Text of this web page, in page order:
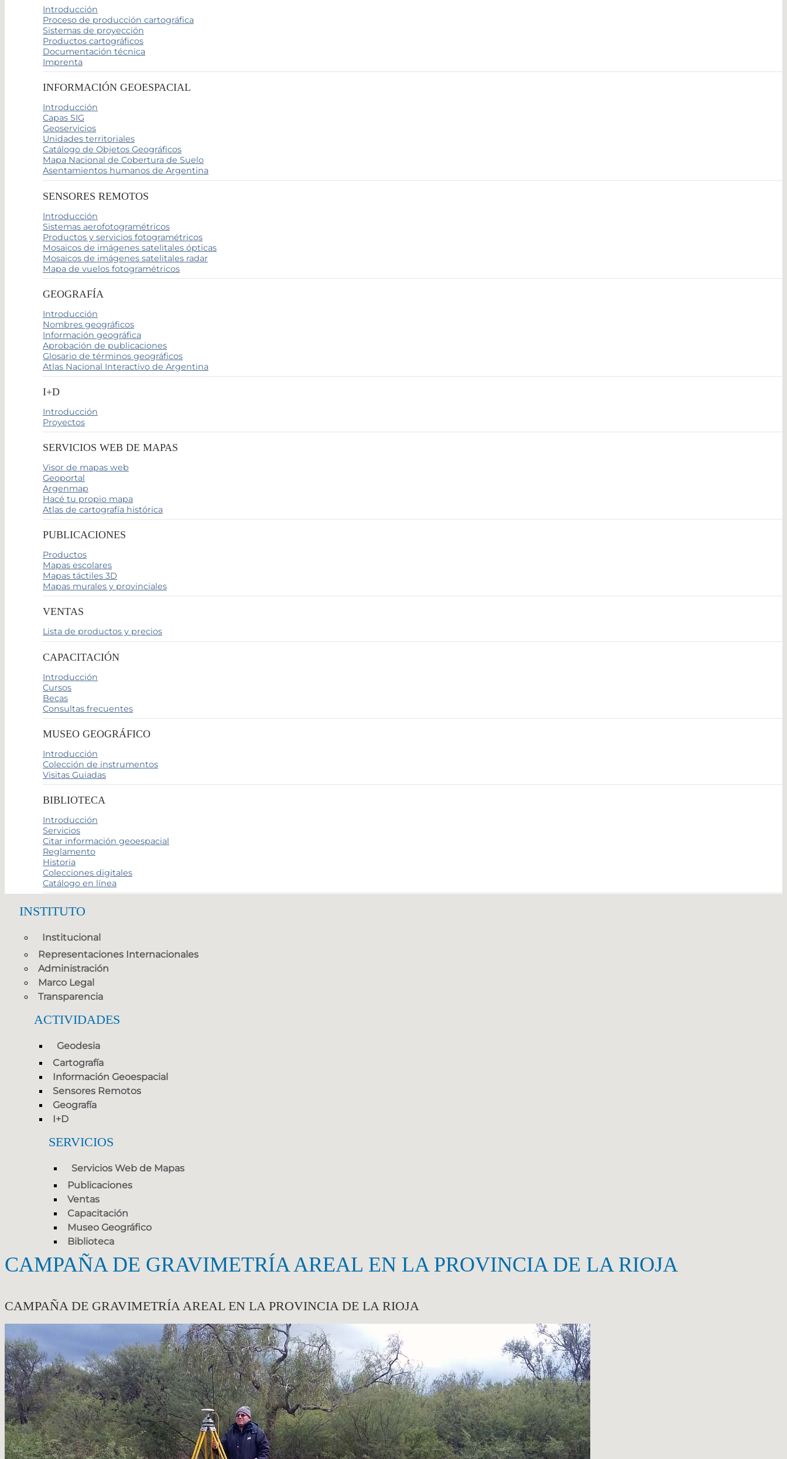
Introducción
Proceso de producción cartográfica
Sistemas de proyección
Productos cartográficos
Documentación técnica
Imprenta
INFORMACIÓN GEOESPACIAL
Introducción
Capas SIG
Geoservicios
Unidades territoriales
Catálogo de Objetos Geográficos
Mapa Nacional de Cobertura de Suelo
Asentamientos humanos de Argentina
SENSORES REMOTOS
Introducción
Sistemas aerofotogramétricos
Productos y servicios fotogramétricos
Mosaicos de imágenes satelitales ópticas
Mosaicos de imágenes satelitales radar
Mapa de vuelos fotogramétricos
GEOGRAFÍA
Introducción
Nombres geográficos
Información geográfica
Aprobación de publicaciones
Glosario de términos geográficos
Atlas Nacional Interactivo de Argentina
I+D
Introducción
Proyectos
SERVICIOS WEB DE MAPAS
Visor de mapas web
Geoportal
Argenmap
Hacé tu propio mapa
Atlas de cartografía histórica
PUBLICACIONES
Productos
Mapas escolares
Mapas táctiles 3D
Mapas murales y provinciales
VENTAS
Lista de productos y precios
CAPACITACIÓN
Introducción
Cursos
Becas
Consultas frecuentes
MUSEO GEOGRÁFICO
Introducción
Colección de instrumentos
Visitas Guiadas
BIBLIOTECA
Introducción
Servicios
Citar información geoespacial
Reglamento
Historia
Colecciones digitales
Catálogo en línea
INSTITUTO
Institucional
Representaciones Internacionales
Administración
Marco Legal
Transparencia
ACTIVIDADES
Geodesia
Cartografía
Información Geoespacial
Sensores Remotos
Geografía
I+D
SERVICIOS
Servicios Web de Mapas
Publicaciones
Ventas
Capacitación
Museo Geográfico
Biblioteca
CAMPAÑA DE GRAVIMETRÍA AREAL EN LA PROVINCIA DE LA RIOJA
CAMPAÑA DE GRAVIMETRÍA AREAL EN LA PROVINCIA DE LA RIOJA